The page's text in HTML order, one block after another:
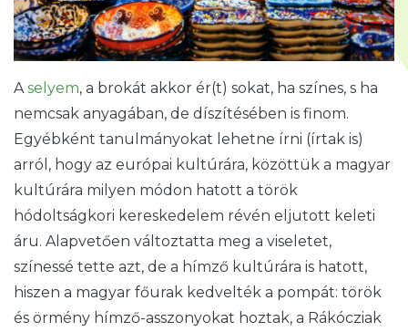
Aselyem, a brokát akkor ér(t) sokat, ha színes, s ha
nemcsak anyagában, de díszítésében is finom.
Egyébként tanulmányokat lehetne írni (írtak is)
arról, hogy az európai kultúrára, közöttük a magyar
kultúrára milyen módon hatott a török
hódoltságkori kereskedelem révén eljutott keleti
áru. Alapvetően változtatta meg a viseletet,
színessé tette azt, de a hímző kultúrára is hatott,
hiszen a magyar főurak kedvelték a pompát: török
és örmény hímző-asszonyokat hoztak, a Rákócziak